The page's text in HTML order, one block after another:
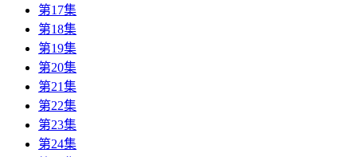
第17集
第18集
第19集
第20集
第21集
第22集
第23集
第24集